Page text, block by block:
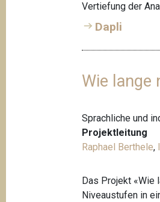
Vertiefung der
Dapli
Wie lange
Sprachliche und
Projektleitung
Raphael Berthele,
Das Projekt «Wie
Niveaustufen in